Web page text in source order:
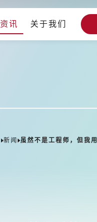
资讯 关于我们
新闻 虽然不是工程师，但我